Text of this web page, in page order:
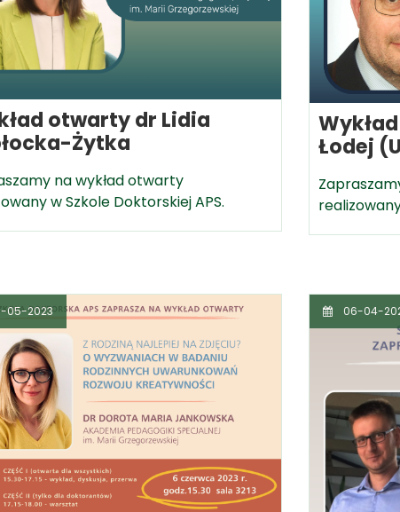
otwarty dr Lidia
Żytka
na wykład otwarty
w Szkole Doktorskiej APS.
Łodej
05-2023 06-04-